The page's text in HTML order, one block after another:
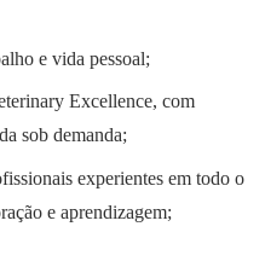
e vida pessoal;
Excellence, com
sob demanda;
experientes em todo o
e aprendizagem;